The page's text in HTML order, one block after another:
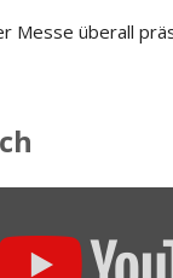
Messe überall